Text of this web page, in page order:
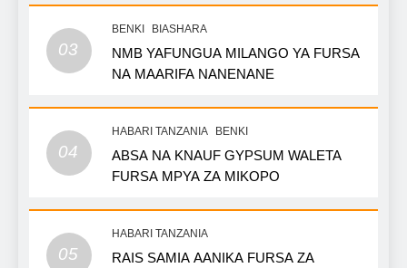
03
BENKI BIASHARA
NMB YAFUNGUA MILANGO YA FURSA
NA MAARIFA NANENANE
04
HABARI TANZANIA BENKI
ABSA NA KNAUF GYPSUM WALETA
FURSA MPYA ZA MIKOPO
05
HABARI TANZANIA
RAIS SAMIA AANIKA FURSA ZA